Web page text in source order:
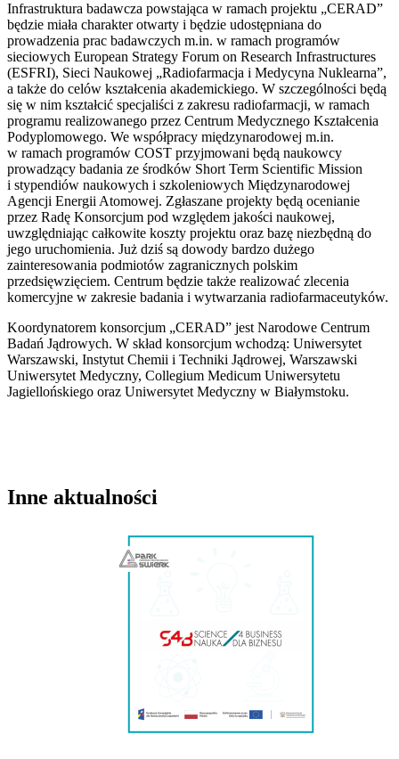
Infrastruktura badawcza powstająca w ramach projektu „CERAD”
będzie miała charakter otwarty i będzie udostępniana do
prowadzenia prac badawczych m.in. w ramach programów
sieciowych European Strategy Forum on Research Infrastructures
(ESFRI), Sieci Naukowej „Radiofarmacja i Medycyna Nuklearna”,
a także do celów kształcenia akademickiego. W szczególności będą
się w nim kształcić specjaliści z zakresu radiofarmacji, w ramach
programu realizowanego przez Centrum Medycznego Kształcenia
Podyplomowego. We współpracy międzynarodowej m.in.
w ramach programów COST przyjmowani będą naukowcy
prowadzący badania ze środków Short Term Scientific Mission
i stypendiów naukowych i szkoleniowych Międzynarodowej
Agencji Energii Atomowej. Zgłaszane projekty będą ocenianie
przez Radę Konsorcjum pod względem jakości naukowej,
uwzględniając całkowite koszty projektu oraz bazę niezbędną do
jego uruchomienia. Już dziś są dowody bardzo dużego
zainteresowania podmiotów zagranicznych polskim
przedsięwzięciem. Centrum będzie także realizować zlecenia
komercyjne w zakresie badania i wytwarzania radiofarmaceutyków.
Koordynatorem konsorcjum „CERAD” jest Narodowe Centrum
Badań Jądrowych. W skład konsorcjum wchodzą: Uniwersytet
Warszawski, Instytut Chemii i Techniki Jądrowej, Warszawski
Uniwersytet Medyczny, Collegium Medicum Uniwersytetu
Jagiellońskiego oraz Uniwersytet Medyczny w Białymstoku.
Inne aktualności